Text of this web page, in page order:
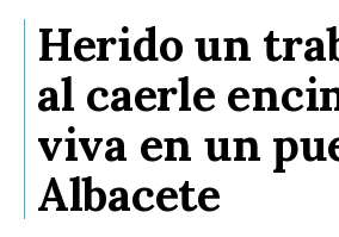
Herido un
al caerle
viva en un
Albacete